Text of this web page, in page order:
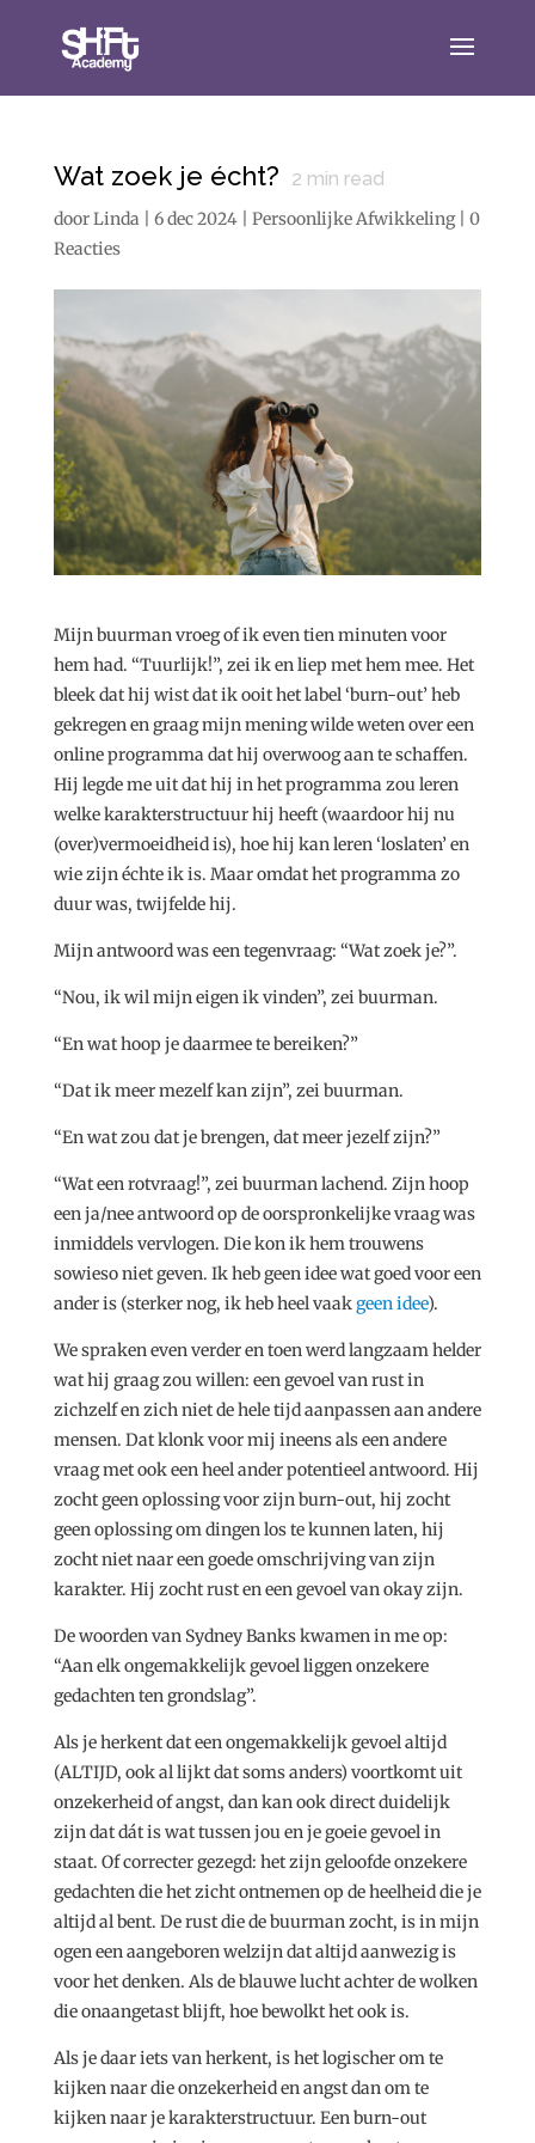
Wat zoek je écht? 2 min read
doorLinda 6 dec 2024| Persoonlijke Afwikkeling| 0
Reacties
Mijn buurman vroeg of ik even tien minuten voor
hem had. “Tuurlijk!”, zei ik en liep met hem mee. Het
bleek dat hij wist dat ik ooit het label ‘burn-out’ heb
gekregen en graag mijn mening wilde weten over een
online programma dat hij overwoog aan te schaffen.
Hij legde me uit dat hij in het programma zou leren
welke karakterstructuur hij heeft (waardoor hij nu
(over)vermoeidheid is), hoe hij kan leren ‘loslaten’ en
wie zijn échte ik is. Maar omdat het programma zo
duur was, twijfelde hij.
Mijn antwoord was een tegenvraag: “Wat zoek je?”.
“Nou, ik wil mijn eigen ik vinden”, zei buurman.
“En wat hoop je daarmee te bereiken?”
“Dat ik meer mezelf kan zijn”, zei buurman.
“En wat zou dat je brengen, dat meer jezelf zijn?”
“Wat een rotvraag!”, zei buurman lachend. Zijn hoop
een ja/nee antwoord op de oorspronkelijke vraag was
inmiddels vervlogen. Die kon ik hem trouwens
sowieso niet geven. Ik heb geen idee wat goed voor een
ander is (sterker nog, ik heb heel vaakgeen idee).
We spraken even verder en toen werd langzaam helder
wat hij graag zou willen: een gevoel van rust in
zichzelf en zich niet de hele tijd aanpassen aan andere
mensen. Dat klonk voor mij ineens als een andere
vraag met ook een heel ander potentieel antwoord. Hij
zocht geen oplossing voor zijn burn-out, hij zocht
geen oplossing om dingen los te kunnen laten, hij
zocht niet naar een goede omschrijving van zijn
karakter. Hij zocht rust en een gevoel van okay zijn.
De woorden van Sydney Banks kwamen in me op:
“Aan elk ongemakkelijk gevoel liggen onzekere
gedachten ten grondslag”.
Als je herkent dat een ongemakkelijk gevoel altijd
(ALTIJD, ook al lijkt dat soms anders) voortkomt uit
onzekerheid of angst, dan kan ook direct duidelijk
zijn dat dát is wat tussen jou en je goeie gevoel in
staat. Of correcter gezegd: het zijn geloofde onzekere
gedachten die het zicht ontnemen op de heelheid die je
altijd al bent. De rust die de buurman zocht, is in mijn
ogen een aangeboren welzijn dat altijd aanwezig is
voor het denken. Als de blauwe lucht achter de wolken
die onaangetast blijft, hoe bewolkt het ook is.
Als je daar iets van herkent, is het logischer om te
kijken naar die onzekerheid en angst dan om te
kijken naar je karakterstructuur. Een burn-out